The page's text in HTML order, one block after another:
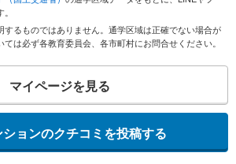
するものではありません。通学区域は正確でない場合が
は必ず各教育委員会、各市町村にお問合せください。
マイページを見る
ョンのクチコミを投稿する